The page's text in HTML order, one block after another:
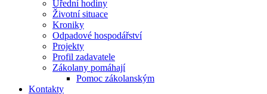
Úřední hodiny
Životní situace
Kroniky
Odpadové hospodářství
Projekty
Profil zadavatele
Zákolany pomáhají
Pomoc zákolanským
Kontakty